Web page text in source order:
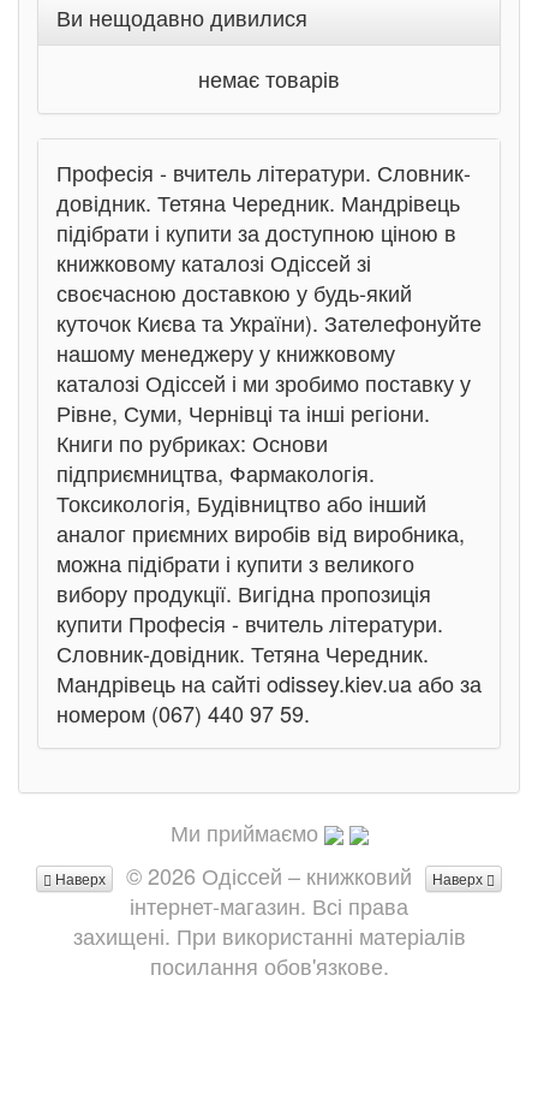
Ви нещодавно дивилися
немає товарів
Професія - вчитель літератури. Словник-
довідник. Тетяна Чередник. Мандрівець
підібрати і купити за доступною ціною в
книжковому каталозі Одіссей зі
своєчасною доставкою у будь-який
куточок Києва та України). Зателефонуйте
нашому менеджеру у книжковому
каталозі Одіссей і ми зробимо поставку у
Рівне, Суми, Чернівці та інші регіони.
Книги по рубриках: Основи
підприємництва, Фармакологія.
Токсикологія, Будівництво або інший
аналог приємних виробів від виробника,
можна підібрати і купити з великого
вибору продукції. Вигідна пропозиція
купити Професія - вчитель літератури.
Словник-довідник. Тетяна Чередник.
Мандрівець на сайті odissey.kiev.ua або за
номером (067) 440 97 59.
Ми приймаємо
Наверх
Наверх
© 2026 Одіссей – книжковий
інтернет-магазин. Всі права
захищені. При використанні матеріалів
посилання обов'язкове.